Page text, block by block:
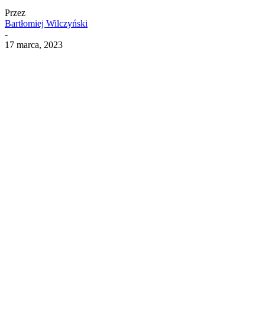
Przez
Bartłomiej Wilczyński
-
17 marca, 2023